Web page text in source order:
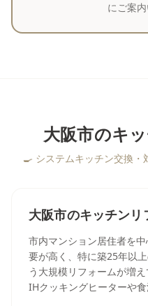
にご案内
大阪市のキ
🍳 システムキッチン交換
大阪市のキッチンリ
市内マンション居住者を
要が高く、特に築25年以
う大規模リフォームが増
IHクッキングヒーターや